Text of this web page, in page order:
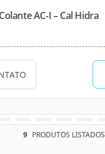
AC-I – Cal Hidra
9 PRODUTOS LISTADOS